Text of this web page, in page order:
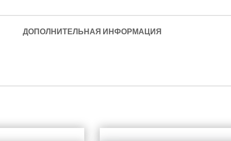
ДОПОЛНИТЕЛЬНАЯ ИНФОРМАЦИЯ